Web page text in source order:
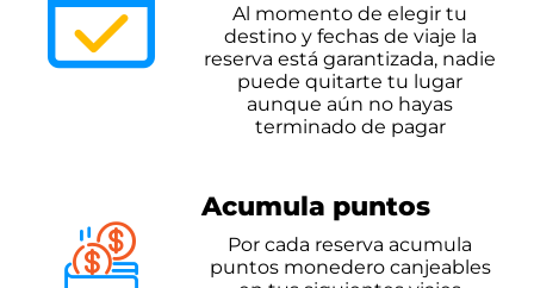
Al momento de elegir tu
destino yfechas de viaje la
reserva está garantizada, nadie
puede quitarte tu lugar
aunque aún no hayas
terminado de pagar
Acumula puntos
Por cada reserva acumula
puntosmonedero canjeables